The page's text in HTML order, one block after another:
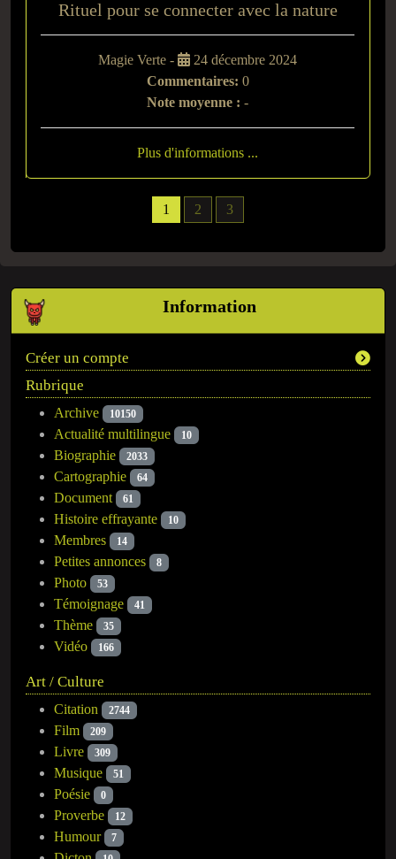
Information
Créer un compte
Rubrique
Archive 10150
Actualité multilingue 10
Biographie 2033
Cartographie 64
Document 61
Histoire effrayante 10
Membres 14
Petites annonces 8
Photo 53
Témoignage 41
Thème 35
Vidéo 166
Art / Culture
Citation 2744
Film 209
Livre 309
Musique 51
Poésie 0
Proverbe 12
Humour 7
1 2 3
Rituel pour se connecter avec la nature
Magie Verte -
24 décembre 2024
Commentaires: 0
Note moyenne : -
Plus d'informations ...